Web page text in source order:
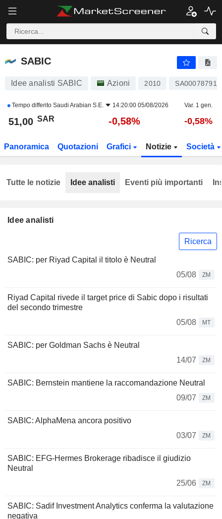
SABIC
SABIC
Idee analisti SABIC Azioni 2010
Tempo differito Saudi Arabian S.E. 14:20:00 05/08/2026 Var. 1 gen.
51,00 SAR -0,58% -0,58%
Panoramica Quotazioni Grafici Notizie Società
Idee analisti
Ricerca
SABIC: per Riyad Capital il titolo è Neutral
05/08
ZM
Riyad Capital rivede il target price di Sabic dopo i risultati
del secondo trimestre
05/08
MT
SABIC: per Goldman Sachs è Neutral
14/07
ZM
SABIC: Bernstein mantiene la raccomandazione Neutral
09/07
ZM
SABIC: AlphaMena ancora positivo
03/07
ZM
SABIC: EFG-Hermes Brokerage ribadisce il giudizio
Neutral
25/06
ZM
SABIC: Sadif Investment Analytics conferma la valutazione
negativa
Tutte le notizie Idee analisti Eventi più importanti